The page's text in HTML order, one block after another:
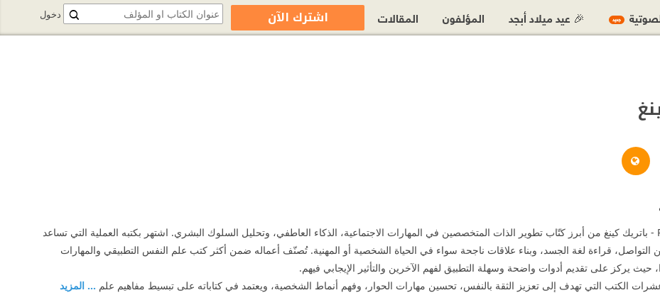
يُعد Patrick King - باتريك كينغ من أبرز كتّاب تطوير الذات المتخصصين في المهارات الاجتماعية، الذكاء العاطفي، وتحليل السلوك البشري. اشتهر بكتبه العملية التي تساعد
التواصل، قراءة لغة الجسد، وبناء علاقات ناجحة سواء في الحياة الشخصية أو المهنية. تُصنّف أعماله ضمن أكثر كتب علم النفس التطبيقي والمهارات
حيث يركز على تقديم أدوات واضحة وسهلة التطبيق لفهم الآخرين والتأثير الإيجابي فيهم.
الكتب التي تهدف إلى تعزيز الثقة بالنفس، تحسين مهارات الحوار، وفهم أنماط الشخصية، ويعتمد في كتاباته على تبسيط مفاهيم علم ... المزيد
دخول جديد 🎉 عيد ميلاد أبجد المؤلفون المقالات اشترك الآن